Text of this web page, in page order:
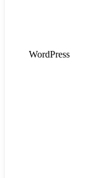
WordPress